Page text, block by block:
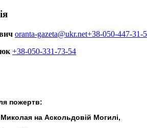
oranta-gazeta@ukr.net+38-050-447-31-
+38-050-331-73-54
пожертв:
на Аскольдовій Могилі,